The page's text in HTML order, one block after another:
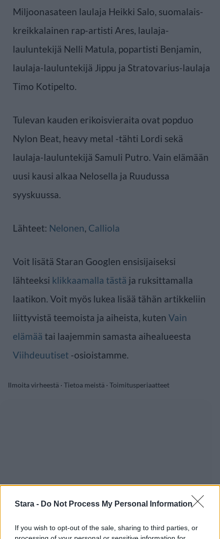
Stara - Do Not Process My Personal Information
If you wish to opt-out of the sale, sharing to third parties, or
Miljoonasateen laulaja Heikki Salo, suomalais-
kreikkalainen rap-artisti Ares, laulaja-
lauluntekijä Nelli Matula, popartisti Benjamin,
laulaja-lauluntekijä Jippu ja Stratovarius-laulaja
Timo Kotipelto.
Tulevan kauden erikoisvieraita ovat popduo
Nylon Beat, heavy metal -tähti Lordi sekä
laulaja-lauluntekijä Samuli Putro. Vain elämään
uusi kausi alkaa Nelosella ja Ruudussa
syyskuussa.
Lähteet: Nelonen, Calliola
Voit lisätä Staran Googlen ensisijaiseksi
lähteeksi klikkaamalla tästä ja ruksittamalla
laatikon. Voit myös lukea lisää tähän artikkeliin
liittyvistä teemoista ja aiheista, kuten Vain
elämää tai laajemmin samasta aihealueesta
Viihdeuutiset -osioistamme.
Ilmoita virheestä · Tietoa meistä · Toimitusperiaatteet